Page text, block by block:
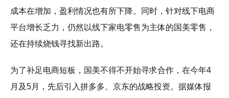
成本在增加，盈利情况也有所下降。同时，针对线下电商
平台增长乏力，仍然以线下家电零售为主体的国美零售，
还在持续烧钱寻找新出路。
为了补足电商短板，国美不得不开始寻求合作，在今年4
月及5月，先后引入拼多多、京东的战略投资。据媒体报